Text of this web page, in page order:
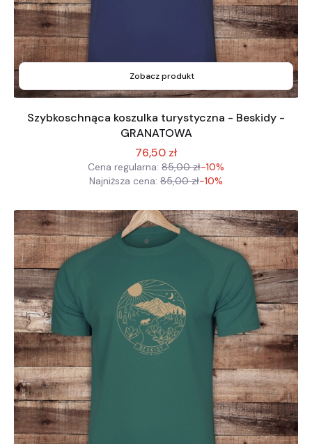
Zobacz produkt
Szybkoschnąca koszulka turystyczna - Beskidy -
GRANATOWA
76,50 zł
Cena regularna: 85,00 zł-10%
Najniższa cena: 85,00 zł-10%